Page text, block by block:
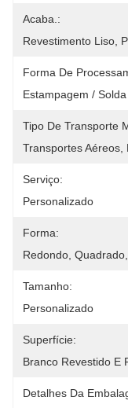
Acaba.:
Revestimento Liso,
Forma De
Estampagem / Solda
Tipo De Transporte
Transportes
Serviço:
Personalizado
Forma:
Redondo,
Tamanho:
Personalizado
Superfície:
Branco Revestido E
Detalhes Da